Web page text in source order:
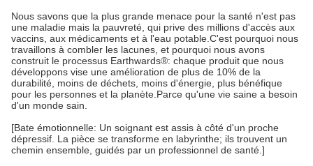
Nous savons que la plus grande menace pour la santé n'est pas
une maladie mais la pauvreté, qui prive des millions d'accès aux
vaccins, aux médicaments et à l'eau potable.C'est pourquoi nous
travaillons à combler les lacunes, et pourquoi nous avons
construit le processus Earthwards®: chaque produit que nous
développons vise une amélioration de plus de 10% de la
durabilité, moins de déchets, moins d'énergie, plus bénéfique
pour les personnes et la planète.Parce qu'une vie saine a besoin
d'un monde sain.
[Bate émotionnelle: Un soignant est assis à côté d'un proche
dépressif. La pièce se transforme en labyrinthe; ils trouvent un
chemin ensemble, guidés par un professionnel de santé.]